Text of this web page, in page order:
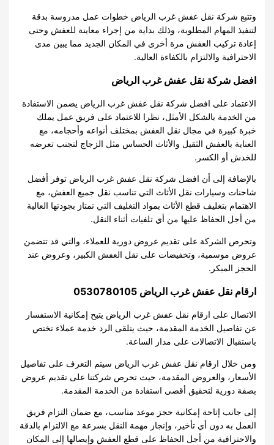
وتتبع شركة نقل عفش غرب الرياض خطوات عمل مدروسة بدقة
لتنفيذ المهام المطلوبة، وذلك بداية من إجراء معاينة للعفش وحتى
إعادة تركيب العفش مرة أخرى في المكان الجديد مما يبين مدى
الاحترافية والالتزام بالكفاءة العالية.
افضل شركة نقل عفش غرب الرياض
الاعتماد على افضل شركة نقل عفش غرب الرياض يضمن الاستفادة
من الخدمة بالشكل الأمثل، نظرا للاعتماد على فريق عمل يملك
خبرة كبيرة في مجال نقل العفش بمختلف أنواعه وأحجامه، مع
العناية بالعفش الثقيل والأثاث الحساس مثل الزجاج لتجنب تعرضه
للخدش أو الكسر.
بالإضافة إلى أن افضل شركة نقل عفش غرب الرياض توفر أفضل
شاحنات وسيارات نقل الأثاث التي تناسب نقل جميع العفش، مع
الاهتمام بتغليف قطع الأثاث بمواد التغليف التي تمتاز بجودتها العالية
من أجل الحفاظ عليها من أي تلفيات أثناء النقل.
وتحرص الشركة على تقديم عروض دورية للعملاء، والتي قد تتضمن
عروض موسمية، وتخفيضات على نقل العفش الكبير، وعروض عند
الحجز المبكر.
ارقام نقل عفش غرب الرياض 0530780105
الاتصال على ارقام نقل عفش غرب الرياض يتيح إمكانية الاستفسار
عن تفاصيل الخدمة المقدمة، حيث يتلقى الرد خدمة عملاء تختص
باستقبال الاتصالات على مدار الساعة.
ومن خلال ارقام نقل عفش غرب الرياض سيتم التعرف على تفاصيل
الأسعار، والعروض المقدمة، حيث تحرص شركتنا على تقديم عروض
بصفة دورية لتحقيق أقصى استفادة من الخدمة المقدمة.
إلى جانب إتاحة إمكانية حجز موعد مناسب، مع ضمان التزام فريق
العمل به دون أي تأخير، وإنجاز مهمة النقل بسرعة مع الالتزام بالدقة
والاحترافية من أجل الحفاظ على قطع العفش وإيصالها إلى المكان